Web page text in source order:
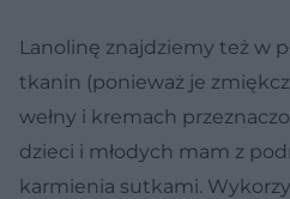
Lanolinę znajdziemy też w
tkanin (ponieważ je
wełny i kremach
dzieci i młodych mam z
karmienia sutkami.